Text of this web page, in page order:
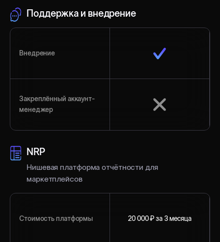
Поддержка и внедрение
Внедрение
Закреплённый аккаунт-
менеджер
NRP
Нишевая платформа отчётности для
маркетплейсов
Стоимость платформы 20 000 ₽ за 3 месяца